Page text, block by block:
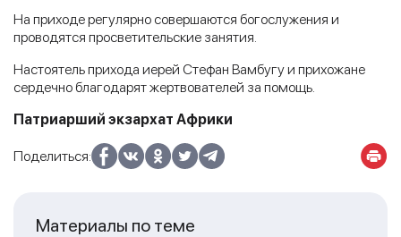
На приходе регулярно совершаются богослужения и
проводятся просветительские занятия.
Настоятель прихода иерей Стефан Вамбугу и прихожане
сердечно благодарят жертвователей за помощь.
Патриарший экзархат Африки
Поделиться:
Материалы по теме